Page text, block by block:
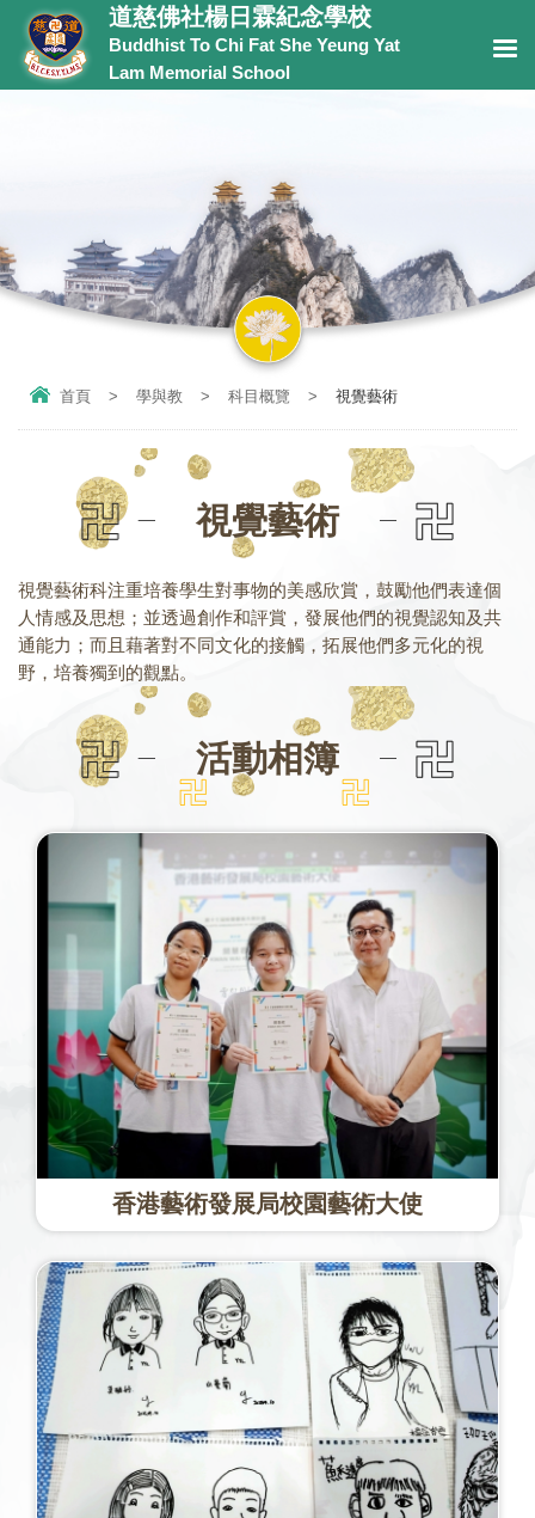
道慈佛社楊日霖紀念學校
Buddhist To Chi Fat She Yeung Yat
Lam Memorial School
首頁 > 學與教 > 科目概覽 > 視覺藝術
視覺藝術
視覺藝術科注重培養學生對事物的美感欣賞，鼓勵他們表達個
人情感及思想；並透過創作和評賞，發展他們的視覺認知及共
通能力；而且藉著對不同文化的接觸，拓展他們多元化的視
野，培養獨到的觀點。
活動相簿
香港藝術發展局校園藝術大使